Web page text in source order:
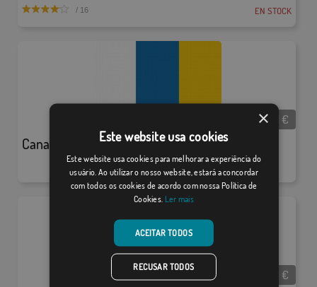
/ 16 EN STOCK
Canarias S/E
Desde:15,31 €
€
×
Este website usa cookies
Este website usa cookies para melhorar a experiência do
usuário. Ao utilizar o nosso website, estará a concordar
com todos os cookies de acordo com nossa Política de
Cookies. Ler mais
ACEITAR TODOS
RECUSAR TODOS